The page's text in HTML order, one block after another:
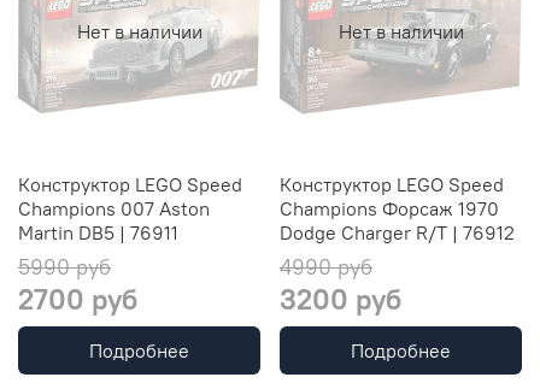
Нет в наличии
Конcтруктор LEGO Speed
Champions 007 Aston
Martin DB5 | 76911
5990 руб
2700 руб
Подробнее
Нет в наличии
Конструктор LEGO Speed
Champions Форсаж 1970
Dodge Charger R/T | 76912
4990 руб
3200 руб
Подробнее